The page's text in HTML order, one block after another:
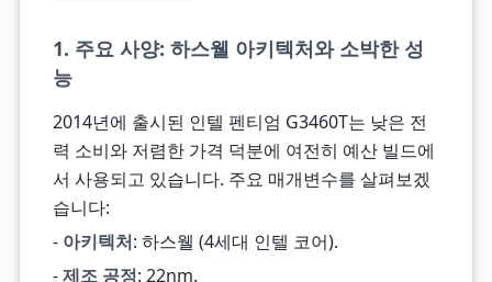
1. 주요 사양: 하스웰 아키텍처와 소박한 성
능
2014년에 출시된 인텔 펜티엄 G3460T는 낮은 전
력 소비와 저렴한 가격 덕분에 여전히 예산 빌드에
서 사용되고 있습니다. 주요 매개변수를 살펴보겠
습니다:
- 아키텍처: 하스웰 (4세대 인텔 코어).
-제조 공정: 22nm.